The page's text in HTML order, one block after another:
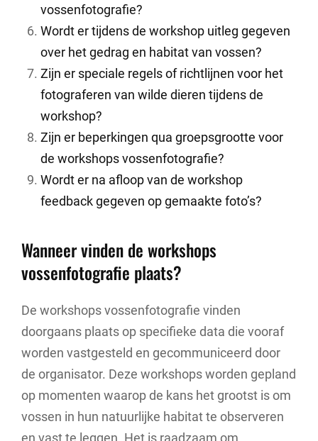
vossenfotografie?
Wordt er tijdens de workshop uitleg gegeven
over het gedrag en habitat van vossen?
Zijn er speciale regels of richtlijnen voor het
fotograferen van wilde dieren tijdens de
workshop?
Zijn er beperkingen qua groepsgrootte voor
de workshops vossenfotografie?
Wordt er na afloop van de workshop
feedback gegeven op gemaakte foto’s?
Wanneer vinden de workshops
vossenfotografie plaats?
De workshops vossenfotografie vinden
doorgaans plaats op specifieke data die vooraf
worden vastgesteld en gecommuniceerd door
de organisator. Deze workshops worden gepland
op momenten waarop de kans het grootst is om
vossen in hun natuurlijke habitat te observeren
en vast te leggen. Het is raadzaam om